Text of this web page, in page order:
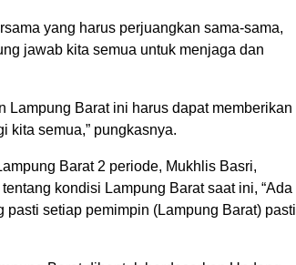
yang harus perjuangkan sama-sama,
jawab kita semua untuk menjaga dan
Lampung Barat ini harus dapat memberikan
kita semua,” pungkasnya.
Barat 2 periode, Mukhlis Basri,
kondisi Lampung Barat saat ini, “Ada
pasti setiap pemimpin (Lampung Barat) pasti